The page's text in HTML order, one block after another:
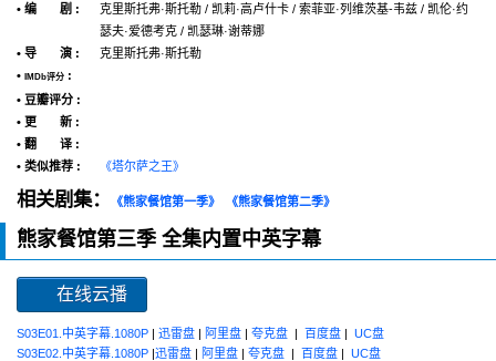
• 编 剧 :
克里斯托弗·斯托勒 / 凯莉·高卢什卡 / 索菲亚·列维茨基-韦兹 / 凯伦·约
瑟夫·爱德考克 / 凯瑟琳·谢蒂娜
• 导 演 :
克里斯托弗·斯托勒
•
IMDb评分 :
• 豆瓣评分 :
• 更 新 :
• 翻 译 :
• 类似推荐 :
《塔尔萨之王》
相关剧集： 《熊家餐馆第一季》 《熊家餐馆第二季》
熊家餐馆第三季 全集内置中英字幕
在线云播
S03E01.中英字幕.1080P | 迅雷盘 | 阿里盘 | 夸克盘 | 百度盘 | UC盘
S03E02.中英字幕.1080P |迅雷盘 | 阿里盘 | 夸克盘 | 百度盘 | UC盘